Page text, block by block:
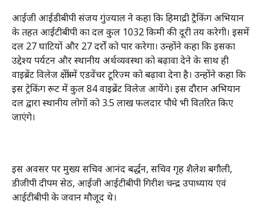
आईजी आईडीबीपी संजय गुंज्याल ने कहा कि हिमाद्री ट्रैकिंग अभियान
के तहत आईटीबीपी का दल कुल 1032 किमी की दूरी तय करेगी। इसमें
दल 27 घाटियों और 27 दर्रों को पार करेगा। उन्होंने कहा कि इसका
उद्देश्य पर्यटन और स्थानीय अर्थव्यवस्था को बढ़ावा देने के साथ ही
वाइब्रेंट विलेज क्षेत्रों में एडवेंचर टूरिज्म को बढ़ावा देना है। उन्होंने कहा कि
इस ट्रेकिंग रूट में कुल 84 वाइब्रेंट विलेज आयेंगे। इस दौरान अभियान
दल द्वारा स्थानीय लोगों को 3.5 लाख फलदार पौधे भी वितरित किए
जाएंगे।
इस अवसर पर मुख्य सचिव आनंद बर्द्धन, सचिव गृह शैलेश बगौली,
डीजीपी दीपम सेठ, आईजी आईटीबीपी गिरीश चन्द्र उपाध्याय एवं
आईटीबीपी के जवान मौजूद थे।